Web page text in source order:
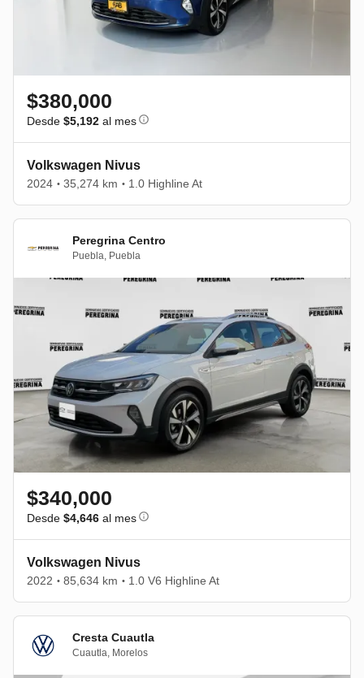
$380,000
Desde $5,192 al mes
Volkswagen Nivus
2024 • 35,274 km • 1.0 Highline At
Peregrina Centro
Puebla, Puebla
$340,000
Desde $4,646 al mes
Volkswagen Nivus
2022 • 85,634 km • 1.0 V6 Highline At
Cresta Cuautla
Cuautla, Morelos